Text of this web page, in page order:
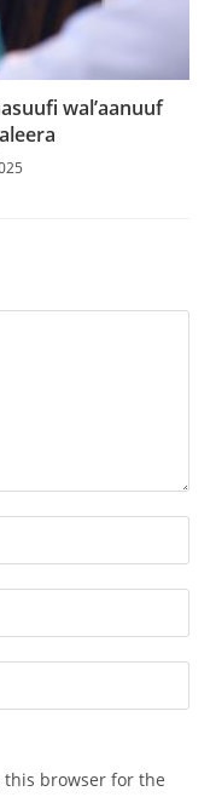
wal’aanuuf
this browser for the